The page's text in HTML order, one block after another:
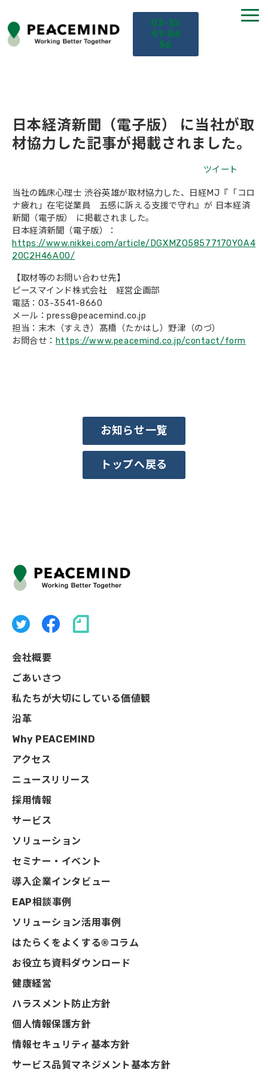
03-35
41-86
56
サービス
課題から探す
セミナー
お役立ち情報
導入事例
会社概要
日本経済新聞（電子版） に当社が取
材協力した記事が掲載されました。
ツイート
当社の臨床心理士 渋谷英雄が取材協力した、日経MJ『「コロ
ナ疲れ」在宅従業員 五感に訴える支援で守れ』が 日本経済
新聞（電子版） に掲載されました。
日本経済新聞（電子版）：
https://www.nikkei.com/article/DGXMZO58577170Y0A4
20C2H46A00/
【取材等のお問い合わせ先】
ピースマインド株式会社 経営企画部
電話：03-3541-8660
メール：press@peacemind.co.jp
担当：末木（すえき）髙橋（たかはし）野津（のづ）
お問合せ： https://www.peacemind.co.jp/contact/form
お知らせ一覧
トップへ戻る
会社概要
ごあいさつ
私たちが大切にしている価値観
沿革
Why PEACEMIND
アクセス
ニュースリリース
採用情報
サービス
ソリューション
セミナー・イベント
導入企業インタビュー
EAP相談事例
ソリューション活用事例
はたらくをよくする®コラム
お役立ち資料ダウンロード
健康経営
ハラスメント防止方針
個人情報保護方針
情報セキュリティ基本方針
サービス品質マネジメント基本方針